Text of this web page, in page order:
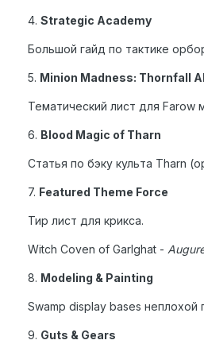
4. Strategic Academy
Большой гайд по тактике
5. Minion Madness: Thornfall
Тематический лист для
6. Blood Magic of Tharn
Статья по бэку культа Tharn
7. Featured Theme Force
Тир лист для крикса.
Witch Coven of Garlghat -
8. Modeling & Painting
Swamp display bases неплохой
9. Guts & Gears